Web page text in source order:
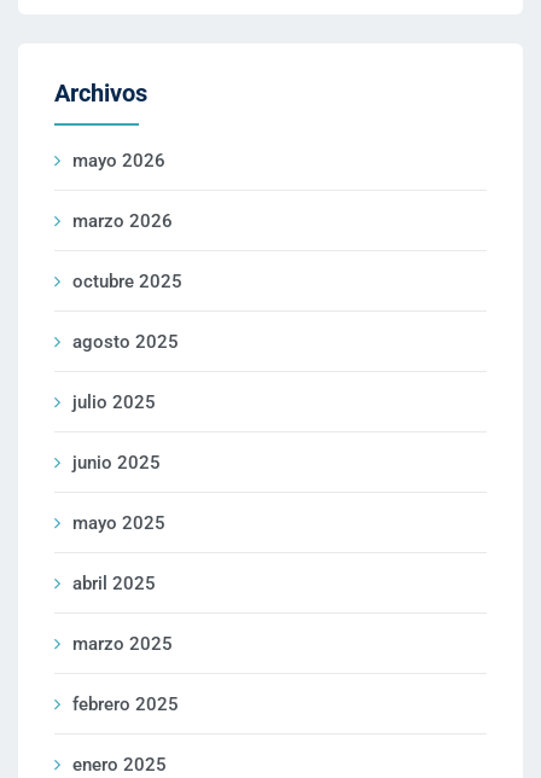
Archivos
mayo 2026
marzo 2026
octubre 2025
agosto 2025
julio 2025
junio 2025
mayo 2025
abril 2025
marzo 2025
febrero 2025
enero 2025